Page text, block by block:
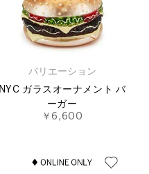
バリエーション
NYC ガラスオーナメント バ
ーガー
￥6,600